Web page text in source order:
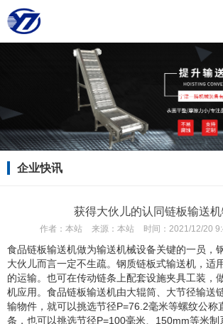
企业快讯
获得大伙儿的认同链板输送
作者： 本站 来源： 本站 时间： 2021/12/20
食品链板输送机做为输送机械设备关键的一员，
大伙儿而言一定不生疏。钢质链板式输送机，适
的运输。也可在传动链条上配套设施夹具工装，
机应用。食品链板输送机由大辊筒、大节径输送
输物件，就可以挑选节径P=76.2毫米等螺纹公称
条，也可以挑选节径P=100毫米、150mm等米制